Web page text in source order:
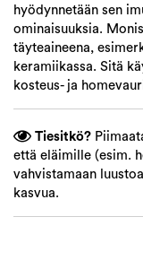
hyödynnetään sen
ominaisuuksia.
täyteaineena,
keramiikassa. Sitä
kosteus- ja
Tiesitkö?
että eläimille (esim.
vahvistamaan
kasvua.